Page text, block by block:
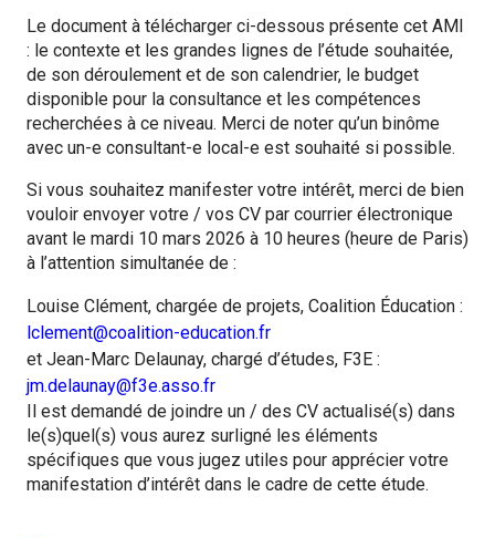
Le document à télécharger ci-dessous présente cet AMI
: le contexte et les grandes lignes de l’étude souhaitée,
de son déroulement et de son calendrier, le budget
disponible pour la consultance et les compétences
recherchées à ce niveau. Merci de noter qu’un binôme
avec un-e consultant-e local-e est souhaité si possible.
Si vous souhaitez manifester votre intérêt, merci de bien
vouloir envoyer votre / vos CV par courrier électronique
avant le mardi 10 mars 2026 à 10 heures (heure de Paris)
à l’attention simultanée de :
Louise Clément, chargée de projets, Coalition Éducation :
lclement@coalition-education.fr
et Jean-Marc Delaunay, chargé d’études, F3E :
jm.delaunay@f3e.asso.fr
Il est demandé de joindre un / des CV actualisé(s) dans
le(s)quel(s) vous aurez surligné les éléments
spécifiques que vous jugez utiles pour apprécier votre
manifestation d’intérêt dans le cadre de cette étude.